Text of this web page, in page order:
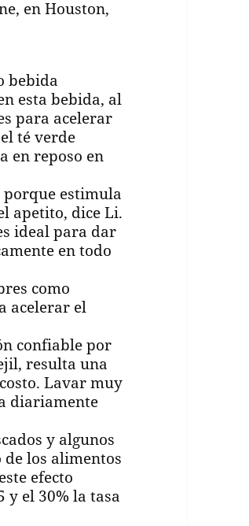
en Houston,
bebida
esta bebida, al
para acelerar
té verde
en reposo en
estimula
apetito, dice Li.
ideal para dar
en todo
como
acelerar el
confiable por
resulta una
Lavar muy
diariamente
y algunos
los alimentos
efecto
el 30% la tasa